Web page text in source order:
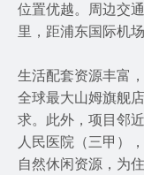
位置优越。周边交
里，距浦东国际机
生活配套资源丰富
全球最大山姆旗舰
求。此外，项目邻
人民医院（三甲）
自然休闲资源，为